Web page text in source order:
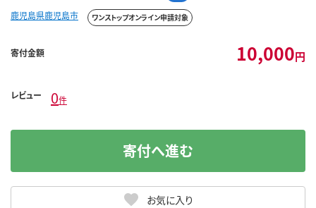
鹿児島県鹿児島市 ワンストップオンライン申請対象
寄付金額 10,000円
レビュー 0件
お気に入り
寄付へ進む